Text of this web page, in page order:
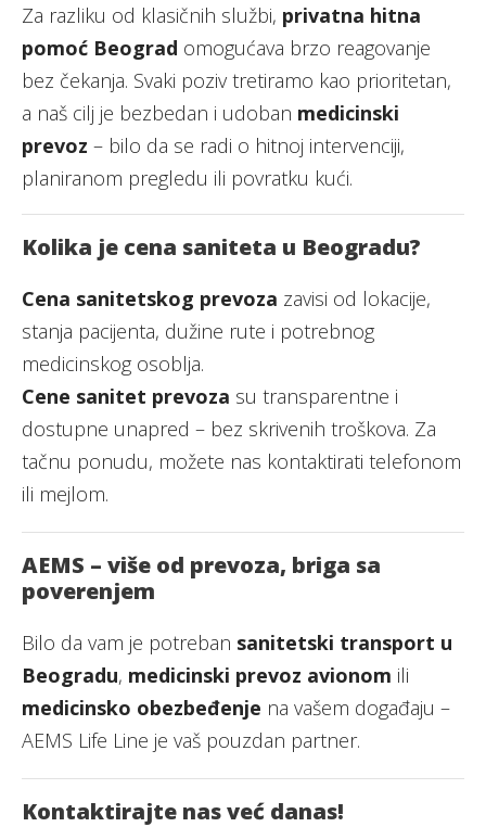
Za razliku od klasičnih službi, privatna hitna
pomoć Beograd omogućava brzo reagovanje
bez čekanja. Svaki poziv tretiramo kao prioritetan,
a naš cilj je bezbedan i udoban medicinski
prevoz – bilo da se radi o hitnoj intervenciji,
planiranom pregledu ili povratku kući.
Kolika je cena saniteta u Beogradu?
Cena sanitetskog prevoza zavisi od lokacije,
stanja pacijenta, dužine rute i potrebnog
medicinskog osoblja.
Cene sanitet prevoza su transparentne i
dostupne unapred – bez skrivenih troškova. Za
tačnu ponudu, možete nas kontaktirati telefonom
ili mejlom.
AEMS – više od prevoza, briga sa
poverenjem
Bilo da vam je potreban sanitetski transport u
Beogradu, medicinski prevoz avionom ili
medicinsko obezbeđenje na vašem događaju –
AEMS Life Line je vaš pouzdan partner.
Kontaktirajte nas već danas!